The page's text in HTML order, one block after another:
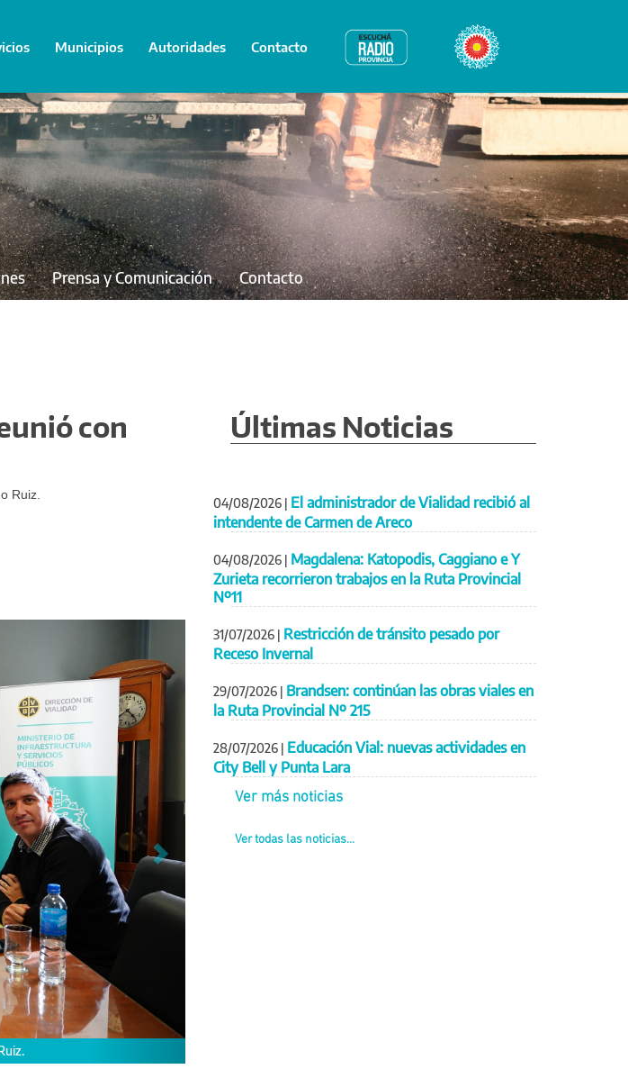
Municipios Autoridades Contacto Radio Provincia Bicentenario
Prensa y Comunicación Contacto
con
Ruiz.
nos transmiten los vecinos”,
Siguiente
Últimas Noticias
04/08/2026 | El administrador de Vialidad recibió al
intendente de Carmen de Areco
04/08/2026 | Magdalena: Katopodis, Caggiano e Y
Zurieta recorrieron trabajos en la Ruta Provincial
Nº11
31/07/2026 | Restricción de tránsito pesado por
Receso Invernal
29/07/2026 | Brandsen: continúan las obras viales en
la Ruta Provincial Nº 215
28/07/2026 | Educación Vial: nuevas actividades en
City Bell y Punta Lara
Ver más noticias
Ver todas las noticias...